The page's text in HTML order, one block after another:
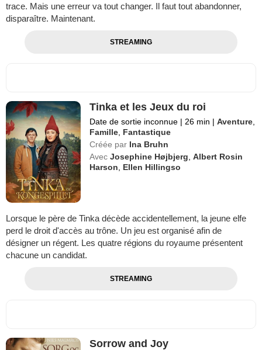
trace. Mais une erreur va tout changer. Il faut tout abandonner,
disparaître. Maintenant.
STREAMING
Tinka et les Jeux du roi
Date de sortie inconnue | 26 min | Aventure
Famille Fantastique
Créée par Ina Bruhn
Avec Josephine Højbjerg ,Albert Rosin
Harson
Ellen Hillingso
Lorsque le père de Tinka décède accidentellement, la jeune elfe
perd le droit d'accès au trône. Un jeu est organisé afin de
désigner un régent. Les quatre régions du royaume présentent
chacune un candidat.
STREAMING
Sorrow and Joy